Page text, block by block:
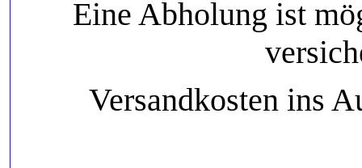
Eine Abholung ist
Versandkosten ins